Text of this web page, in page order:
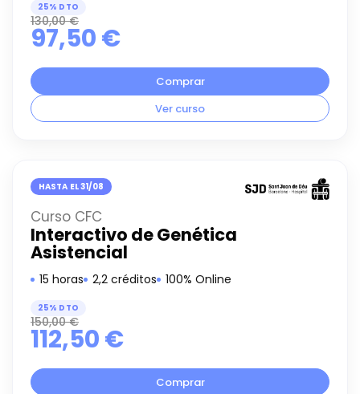
25% DTO
130,00€
97,50€
Comprar
Ver curso
HASTA EL 31/08
Curso CFC
Interactivo de Genética
Asistencial
15 horas 2,2 créditos 100% Online
25% DTO
150,00€
112,50€
Comprar